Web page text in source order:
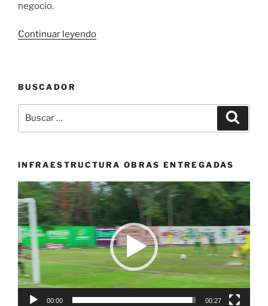
negocio.
Continuar leyendo«5.000
apoyo
Exponencial
BUSCADOR
por:
INFRAESTRUCTURA OBRAS ENTREGADAS
Reproductor
de
vídeo
00:00 00:27